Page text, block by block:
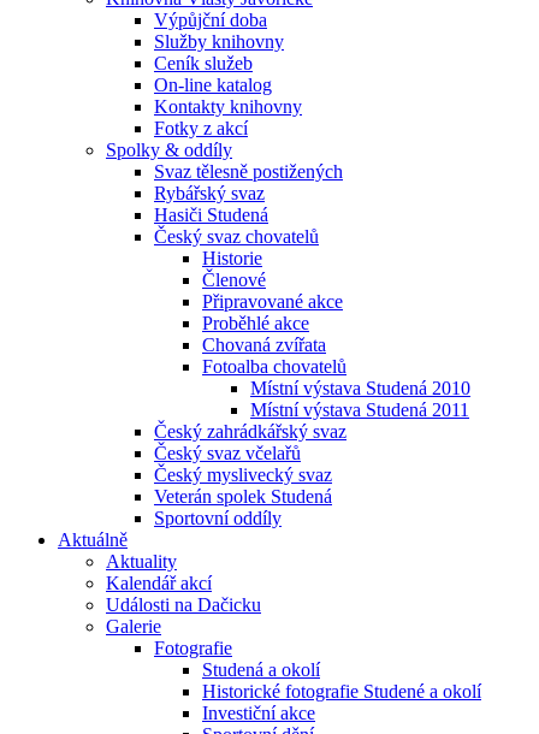
Výpůjční doba
Služby knihovny
Ceník služeb
On-line katalog
Kontakty knihovny
Fotky z akcí
Spolky & oddíly
Svaz tělesně postižených
Rybářský svaz
Hasiči Studená
Český svaz chovatelů
Historie
Členové
Připravované akce
Proběhlé akce
Chovaná zvířata
Fotoalba chovatelů
Místní výstava Studená 2010
Místní výstava Studená 2011
Český zahrádkářský svaz
Český svaz včelařů
Český myslivecký svaz
Veterán spolek Studená
Sportovní oddíly
Aktuálně
Aktuality
Kalendář akcí
Události na Dačicku
Galerie
Fotografie
Studená a okolí
Historické fotografie Studené a okolí
Investiční akce